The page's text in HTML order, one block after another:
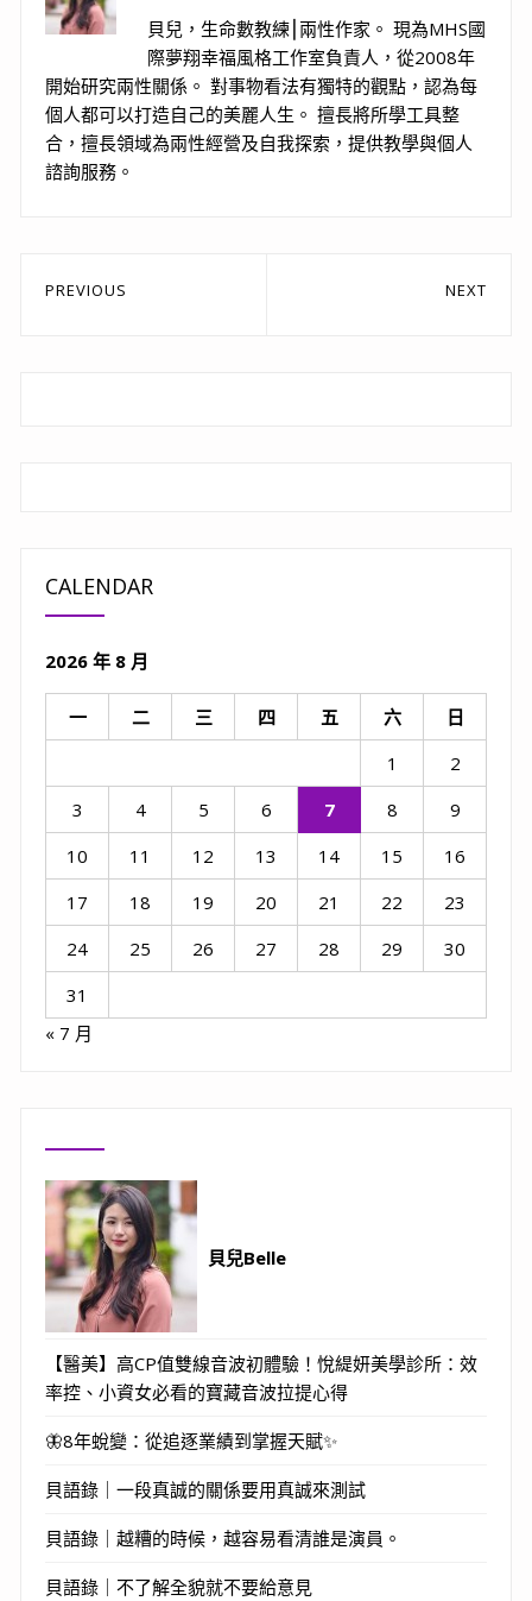
貝兒，生命數教練⎮兩性作家。 現為MHS國
際夢翔幸福風格工作室負責人，從2008年
開始研究兩性關係。 對事物看法有獨特的觀點，認為每
個人都可以打造自己的美麗人生。 擅長將所學工具整
合，擅長領域為兩性經營及自我探索，提供教學與個人
諮詢服務。
文
PREVIOUS NEXT
CALENDAR
2026 年 8 月
一 二 三 四 五 六
日
1
2
3
4 5 6 7 8
9
10
11 12 13 14 15
16
17
18 19 20 21 22
23
24
25 26 27 28 29
30
31
« 7 月
貝兒Belle
【醫美】高CP值雙線音波初體驗！悅緹妍美學診所：效
率控、小資女必看的寶藏音波拉提心得
🦋8年蛻變：從追逐業績到掌握天賦✨
貝語錄｜一段真誠的關係要用真誠來測試
貝語錄｜越糟的時候，越容易看清誰是演員。
貝語錄｜不了解全貌就不要給意見